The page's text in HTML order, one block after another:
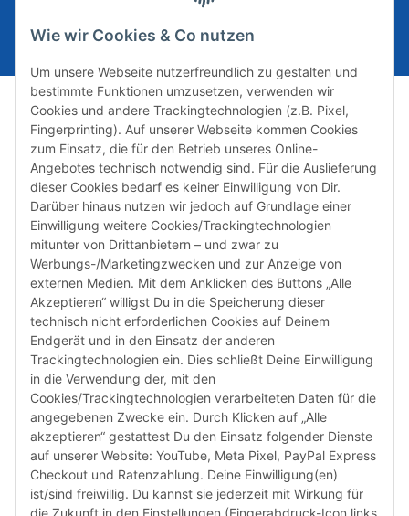
Wie wir Cookies & Co nutzen
Um unsere Webseite nutzerfreundlich zu gestalten und
bestimmte Funktionen umzusetzen, verwenden wir
Cookies und andere Trackingtechnologien (z.B. Pixel,
Fingerprinting). Auf unserer Webseite kommen Cookies
zum Einsatz, die für den Betrieb unseres Online-
Angebotes technisch notwendig sind. Für die Auslieferung
dieser Cookies bedarf es keiner Einwilligung von Dir.
Darüber hinaus nutzen wir jedoch auf Grundlage einer
Einwilligung weitere Cookies/Trackingtechnologien
mitunter von Drittanbietern – und zwar zu
Werbungs-/Marketingzwecken und zur Anzeige von
externen Medien. Mit dem Anklicken des Buttons „Alle
Akzeptieren“ willigst Du in die Speicherung dieser
technisch nicht erforderlichen Cookies auf Deinem
Endgerät und in den Einsatz der anderen
Trackingtechnologien ein. Dies schließt Deine Einwilligung
in die Verwendung der, mit den
Cookies/Trackingtechnologien verarbeiteten Daten für die
angegebenen Zwecke ein. Durch Klicken auf „Alle
akzeptieren“ gestattest Du den Einsatz folgender Dienste
auf unserer Website: YouTube, Meta Pixel, PayPal Express
Checkout und Ratenzahlung. Deine Einwilligung(en)
ist/sind freiwillig. Du kannst sie jederzeit mit Wirkung für
Susannenstraße 21a, DE-20357 Hamburg
Tel: +49 (0)40 432 76 990
Email:
shop@audiolith.net
Servicezeiten (Mo.-Fr.) 11:00 - 15:00 Uhr
Bitte habe Verständnis dafür, dass Du uns ausschließlich zu
den oben genannten Geschäftszeiten telefonisch
kontaktieren kannst.
facebookyoutubeinstagram
tiktok